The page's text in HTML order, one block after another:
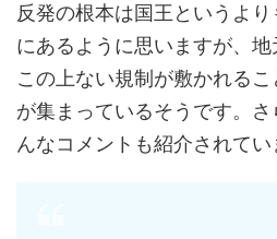
反発の根本は国王というよ
にあるように思いますが、
この上ない規制が敷かれる
が集まっているそうです。
んなコメントも紹介されてい